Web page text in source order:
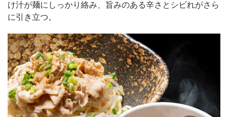
け汁が麺にしっかり絡み、旨みのある辛さとシビれがさら
に引き立つ。